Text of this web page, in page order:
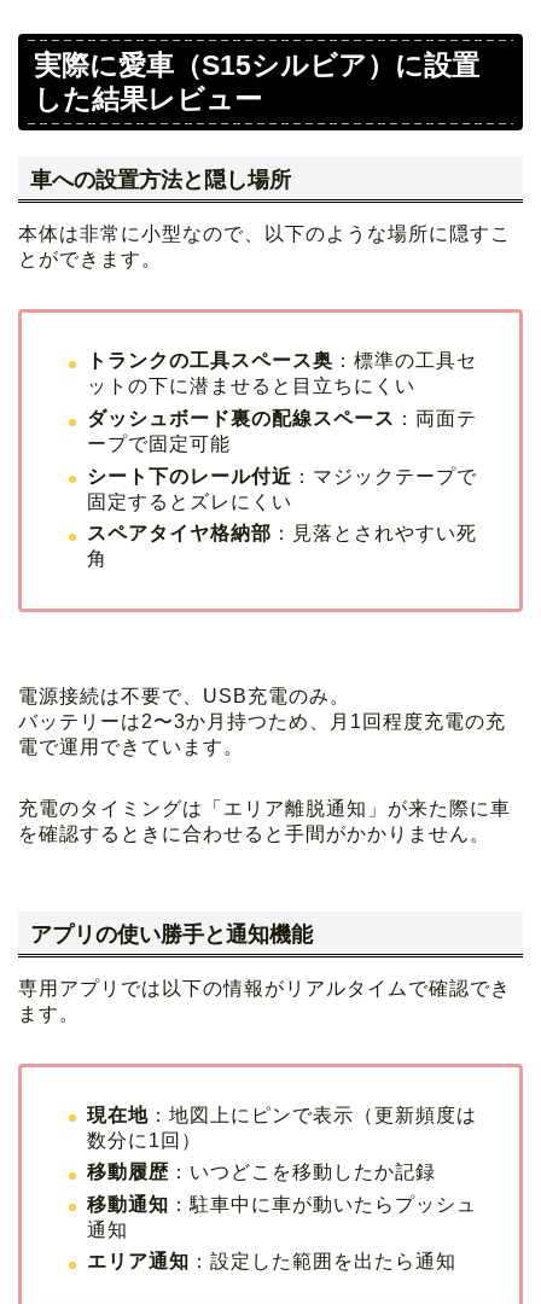
実際に愛車（S15シルビア）に設置
した結果レビュー
車への設置方法と隠し場所
本体は非常に小型なので、以下のような場所に隠すこ
とができます。
トランクの工具スペース奥 ：標準の工具セ
ットの下に潜ませると目立ちにくい
ダッシュボード裏の配線スペース ：両面テ
ープで固定可能
シート下のレール付近 ：マジックテープで
固定するとズレにくい
スペアタイヤ格納部 ：見落とされやすい死
角
電源接続は不要で、USB充電のみ。
バッテリーは2〜3か月持つため、月1回程度充電の充
電で運用できています。
充電のタイミングは「エリア離脱通知」が来た際に車
を確認するときに合わせると手間がかかりません。
アプリの使い勝手と通知機能
専用アプリでは以下の情報がリアルタイムで確認でき
ます。
現在地 ：地図上にピンで表示（更新頻度は
数分に1回）
移動履歴 ：いつどこを移動したか記録
移動通知 ：駐車中に車が動いたらプッシュ
通知
エリア通知 ：設定した範囲を出たら通知